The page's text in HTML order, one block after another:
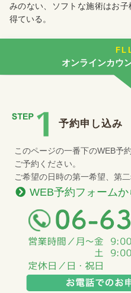
みのない、ソフトな施術はお
得ている。
オンラインカウ
予約申し込み
このページの一番下のWEB予
ご予約ください。
ご希望の日時の第一希望、第
WEB予約フォーム